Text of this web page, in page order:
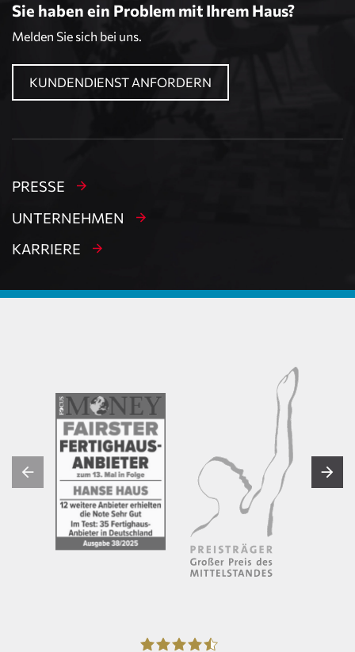
Sie haben ein Problem mit Ihrem Haus?
Melden Sie sich bei uns.
KUNDENDIENST ANFORDERN
PRESSE
UNTERNEHMEN
KARRIERE